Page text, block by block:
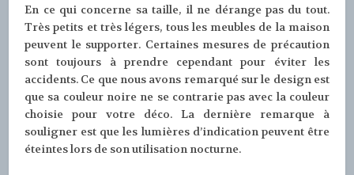
En ce qui concerne sa taille, il ne dérange pas du tout.
Très petits et très légers, tous les meubles de la maison
peuvent le supporter. Certaines mesures de précaution
sont toujours à prendre cependant pour éviter les
accidents. Ce que nous avons remarqué sur le design est
que sa couleur noire ne se contrarie pas avec la couleur
choisie pour votre déco. La dernière remarque à
souligner est que les lumières d’indication peuvent être
éteintes lors de son utilisation nocturne.